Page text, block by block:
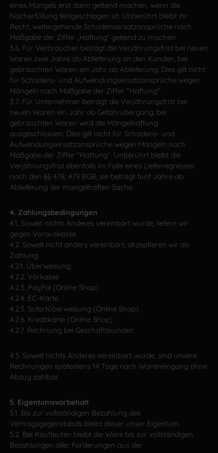
eines Mangels erst dann geltend machen, wenn die
Nacherfüllung fehlgeschlagen ist. Unberührt bleibt ihr
Recht, weitergehende Schadensersatzansprüche nach
Maßgabe der Ziffer „Haftung“ geltend zu machen
3.6. Für Verbraucher beträgt die Verjährungsfrist bei neuen
Waren zwei Jahre ab Ablieferung an den Kunden, bei
gebrauchten Waren ein Jahr ab Ablieferung. Dies gilt nicht
für Schadens- und Aufwendungsersatzansprüche wegen
Mängeln nach Maßgabe der Ziffer "Haftung".
3.7. Für Unternehmer beträgt die Verjährungsfrist bei
neuen Waren ein Jahr ab Gefahrübergang, bei
gebrauchten Waren wird die Mängelhaftung
ausgeschlossen. Dies gilt nicht für Schadens- und
Aufwendungsersatzansprüche wegen Mängeln nach
Maßgabe der Ziffer "Haftung". Unberührt bleibt die
Verjährungsfrist ebenfalls im Falle eines Lieferregresses
nach den §§ 478, 479 BGB; sie beträgt fünf Jahre ab
Ablieferung der mangelhaften Sache.
4. Zahlungsbedingungen
4.1. Soweit nichts Anderes vereinbart wurde, liefern wir
gegen Vorauskasse.
4.2. Soweit nicht anders vereinbart, akzeptieren wir als
Zahlung:
4.2.1. Überweisung
4.2.2. Vorkasse
4.2.3. PayPal (Online Shop)
4.2.4. EC-Karte
4.2.5. Sofortüberweisung (Online Shop)
4.2.6. Kreditkarte (Online Shop)
4.2.7. Rechnung bei Geschäftskunden
4.3. Soweit nichts Anderes vereinbart wurde, sind unsere
Rechnungen spätestens 14 Tage nach Wareneingang ohne
Abzug zahlbar.
5. Eigentumsvorbehalt
5.1. Bis zur vollständigen Bezahlung des
Vertragsgegenstands bleibt dieser unser Eigentum.
5.2. Bei Kaufleuten bleibt die Ware bis zur vollständigen
Bezahlungen aller Forderungen aus der